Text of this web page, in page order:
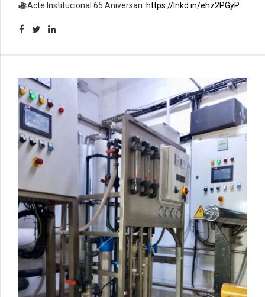
Acte Institucional 65 Aniversari: https://lnkd.in/ehz2PGyP